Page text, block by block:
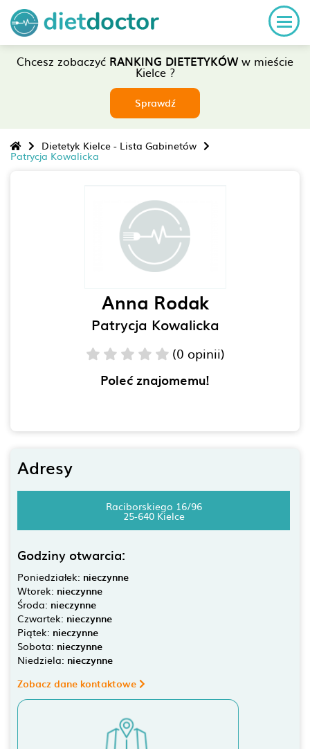
Chcesz zobaczyć RANKING DIETETYKÓWw mieście
Kielce ?
Sprawdź
Dietetyk Kielce - Lista Gabinetów
Patrycja Kowalicka
Anna Rodak
Patrycja Kowalicka
(0 opinii)
Poleć znajomemu!
Adresy
Raciborskiego 16/96
25-640 Kielce
Godziny otwarcia:
Poniedziałek: nieczynne
Wtorek: nieczynne
Środa: nieczynne
Czwartek: nieczynne
Piątek: nieczynne
Sobota: nieczynne
Niedziela: nieczynne
Zobacz dane kontaktowe